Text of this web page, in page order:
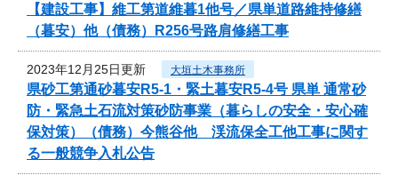
【建設工事】維工第道維暮1他号／県単道路維持修繕
（暮安）他（債務）R256号路肩修繕工事
2023年12月25日更新 大垣土木事務所
県砂工第通砂暮安R5-1・緊土暮安R5-4号 県単 通常砂
防・緊急土石流対策砂防事業（暮らしの安全・安心確
保対策）（債務）今熊谷他 渓流保全工他工事に関す
る一般競争入札公告